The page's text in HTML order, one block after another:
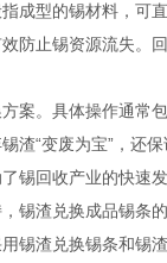
成型的锡材料，可
防止锡资源流失。
案。具体操作通常
渣“变废为宝”，还
锡回收产业的快速
锡渣兑换成品锡条
锡渣兑换锡条和锡